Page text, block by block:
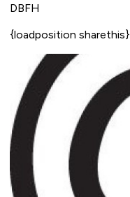
DBFH
{loadposition sharethis}